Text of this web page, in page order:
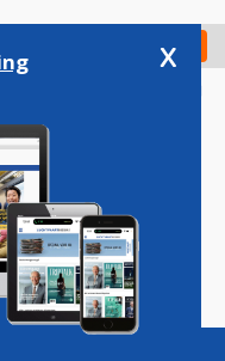
Check in
Vacatures
x